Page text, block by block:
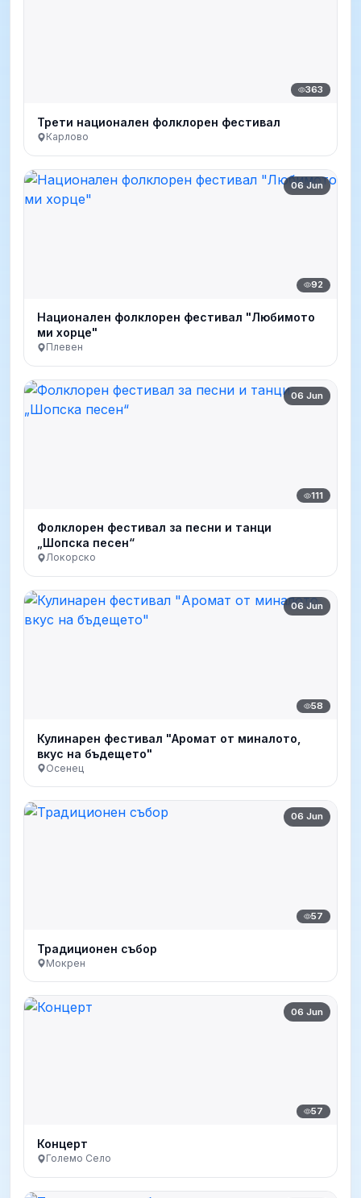
363
Трети национален фолклорен фестивал
Карлово
06 Jun
92
Национален фолклорен фестивал "Любимото
ми хорце"
Плевен
06 Jun
111
Фолклорен фестивал за песни и танци
„Шопска песен“
Локорско
06 Jun
58
Кулинарен фестивал "Аромат от миналото,
вкус на бъдещето"
Осенец
06 Jun
57
Традиционен събор
Мокрен
06 Jun
57
Концерт
Големо Село